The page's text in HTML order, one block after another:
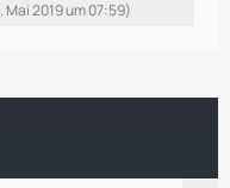
Mai 2019 um 07:59)